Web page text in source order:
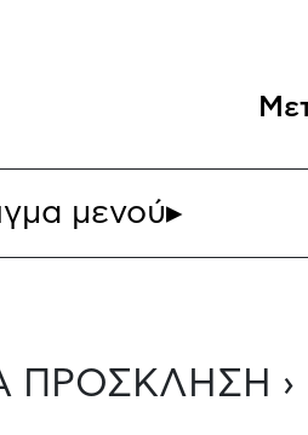
μενού▸
ΠΡΟΣΚΛΗΣΗ ›